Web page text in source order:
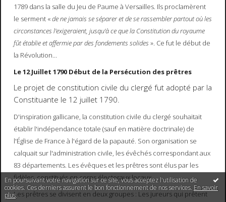
En poursuivant votre navigation sur ce site, vous acceptez l'utilisation de
cookies. Ces derniers assurent le bon fonctionnement de nos services. En savoir
plus.
1789 dans la salle du Jeu de Paume à Versailles. Ils proclamèrent
le serment «de ne jamais se séparer et de se rassembler partout où les
circonstances l'exigeraient, jusqu'à ce que la Constitution du royaume
fût établie et affermie par des fondements solides ». Ce fut le début de
la Révolution...
Le 12 Juillet 1790 Début de la Persécution des prêtres
Le projet de constitution civile du clergé fut adopté par la
Constituante le 12 juillet 1790.
D'inspiration gallicane, la constitution civile du clergé souhaitait
établir l'indépendance totale (sauf en matière doctrinale) de
l'Église de France à l'égard de la papauté. Son organisation se
calquait sur l'administration civile, les évêchés correspondant aux
83 départements. Les évêques et les prêtres sont élus par les
fidèles, constitués en corps électoraux locaux.
Les prêtres se divisent en deux groupes : Les jureurs qui prêtent